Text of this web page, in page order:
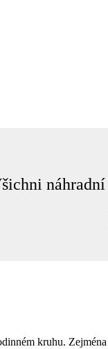
kruhu.